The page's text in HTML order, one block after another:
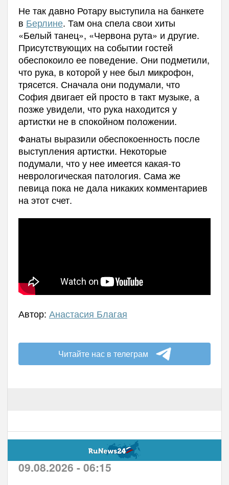
Не так давно Ротару выступила на банкете
в Берлине. Там она спела свои хиты
«Белый танец», «Червона рута» и другие.
Присутствующих на событии гостей
обеспокоило ее поведение. Они подметили,
что рука, в которой у нее был микрофон,
трясется. Сначала они подумали, что
София двигает ей просто в такт музыке, а
позже увидели, что рука находится у
артистки не в спокойном положении.
Фанаты выразили обеспокоенность после
выступления артистки. Некоторые
подумали, что у нее имеется какая-то
неврологическая патология. Сама же
певица пока не дала никаких комментариев
на этот счет.
Автор: Анастасия Благая
Читайте нас в телеграм
09.08.2026 - 06:15